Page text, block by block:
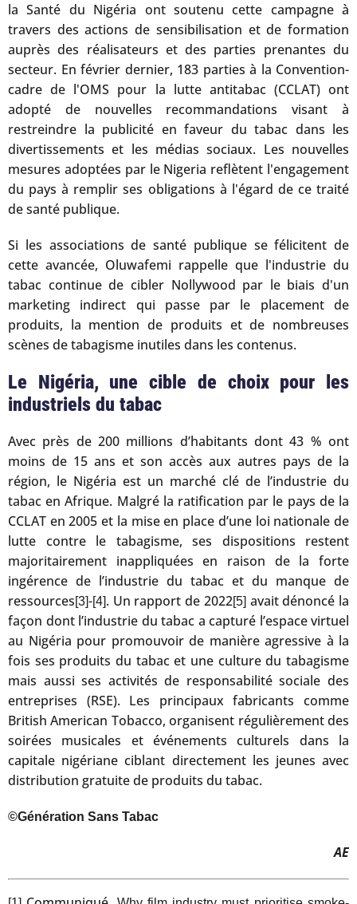
la Santé du Nigéria ont soutenu cette campagne à
travers des actions de sensibilisation et de formation
auprès des réalisateurs et des parties prenantes du
secteur. En février dernier, 183 parties à la Convention-
cadre de l'OMS pour la lutte antitabac (CCLAT) ont
adopté de nouvelles recommandations visant à
restreindre la publicité en faveur du tabac dans les
divertissements et les médias sociaux. Les nouvelles
mesures adoptées par le Nigeria reflètent l'engagement
du pays à remplir ses obligations à l'égard de ce traité
de santé publique.
Si les associations de santé publique se félicitent de
cette avancée, Oluwafemi rappelle que l'industrie du
tabac continue de cibler Nollywood par le biais d'un
marketing indirect qui passe par le placement de
produits, la mention de produits et de nombreuses
scènes de tabagisme inutiles dans les contenus.
Le Nigéria, une cible de choix pour les
industriels du tabac
Avec près de 200 millions d’habitants dont 43 % ont
moins de 15 ans et son accès aux autres pays de la
région, le Nigéria est un marché clé de l’industrie du
tabac en Afrique. Malgré la ratification par le pays de la
CCLAT en 2005 et la mise en place d’une loi nationale de
lutte contre le tabagisme, ses dispositions restent
majoritairement inappliquées en raison de la forte
ingérence de l’industrie du tabac et du manque de
ressources[3]-[4]. Un rapport de 2022[5]avait dénoncé la
façon dont l’industrie du tabac a capturé l’espace virtuel
au Nigéria pour promouvoir de manière agressive à la
fois ses produits du tabac et une culture du tabagisme
mais aussi ses activités de responsabilité sociale des
entreprises (RSE). Les principaux fabricants comme
British American Tobacco, organisent régulièrement des
soirées musicales et événements culturels dans la
capitale nigériane ciblant directement les jeunes avec
distribution gratuite de produits du tabac.
©Génération Sans Tabac
AE